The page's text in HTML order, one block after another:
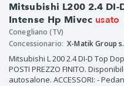
Mitsubishi L200 2.4 DI-
Intense Hp Mivec usato
Conegliano (TV)
Concessionario: X-Matik Group
Mitsubishi L 200 2.4 DI-D Top
POSTI PREZZO FINITO.
autosalone. ACCESSORI: -